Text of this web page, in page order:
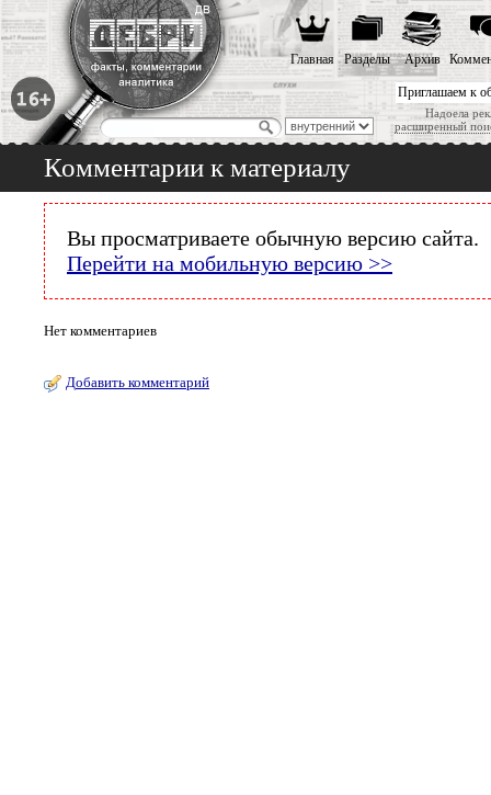
Приглашаем к
Надоела
расширенный
Главная Разделы Архив
Комментарии к материалу
Вы просматриваете обычную версию сайта.
Перейти на мобильную версию >>
Нет комментариев
Добавить комментарий